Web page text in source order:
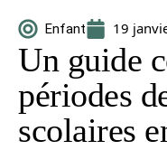
Enfant 19
Un guide
périodes
scolaires